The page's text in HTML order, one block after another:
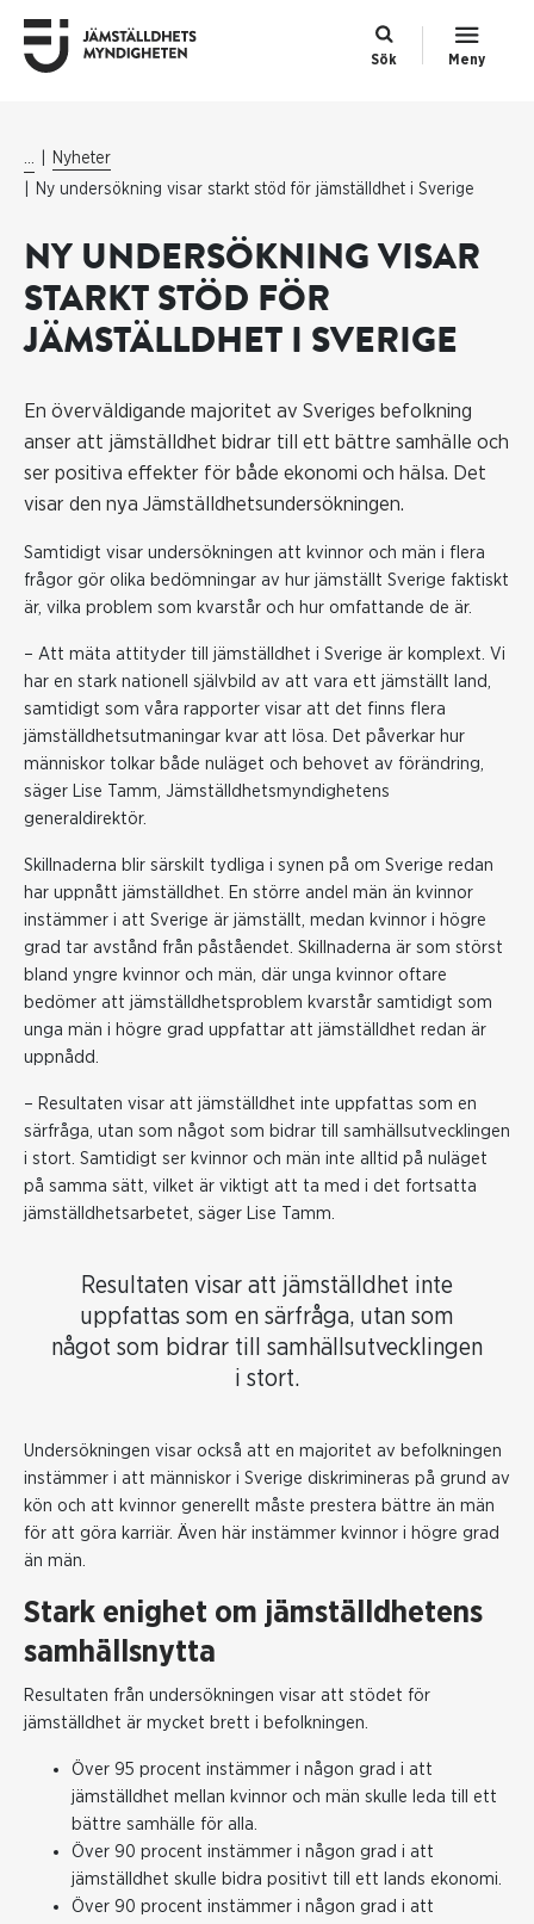
Sök Meny
...
Nyheter
Ny undersökning visar starkt stöd för jämställdhet i Sverige
NY UNDERSÖKNING VISAR
STARKT STÖD FÖR
JÄMSTÄLLDHET I SVERIGE
En överväldigande majoritet av Sveriges befolkning
anser att jämställdhet bidrar till ett bättre samhälle och
ser positiva effekter för både ekonomi och hälsa. Det
visar den nya Jämställdhetsundersökningen.
Samtidigt visar undersökningen att kvinnor och män i flera
frågor gör olika bedömningar av hur jämställt Sverige faktiskt
är, vilka problem som kvarstår och hur omfattande de är.
– Att mäta attityder till jämställdhet i Sverige är komplext. Vi
har en stark nationell självbild av att vara ett jämställt land,
samtidigt som våra rapporter visar att det finns flera
jämställdhetsutmaningar kvar att lösa. Det påverkar hur
människor tolkar både nuläget och behovet av förändring,
säger Lise Tamm, Jämställdhetsmyndighetens
generaldirektör.
Skillnaderna blir särskilt tydliga i synen på om Sverige redan
har uppnått jämställdhet. En större andel män än kvinnor
instämmer i att Sverige är jämställt, medan kvinnor i högre
grad tar avstånd från påståendet. Skillnaderna är som störst
bland yngre kvinnor och män, där unga kvinnor oftare
bedömer att jämställdhetsproblem kvarstår samtidigt som
unga män i högre grad uppfattar att jämställdhet redan är
uppnådd.
– Resultaten visar att jämställdhet inte uppfattas som en
särfråga, utan som något som bidrar till samhällsutvecklingen
i stort. Samtidigt ser kvinnor och män inte alltid på nuläget
på samma sätt, vilket är viktigt att ta med i det fortsatta
jämställdhetsarbetet, säger Lise Tamm.
Resultaten visar att jämställdhet inte
uppfattas som en särfråga, utan som
något som bidrar till samhällsutvecklingen
i stort.
Undersökningen visar också att en majoritet av befolkningen
instämmer i att människor i Sverige diskrimineras på grund av
kön och att kvinnor generellt måste prestera bättre än män
för att göra karriär. Även här instämmer kvinnor i högre grad
än män.
Stark enighet om jämställdhetens
samhällsnytta
Resultaten från undersökningen visar att stödet för
jämställdhet är mycket brett i befolkningen.
Över 95 procent instämmer i någon grad i att
jämställdhet mellan kvinnor och män skulle leda till ett
bättre samhälle för alla.
Över 90 procent instämmer i någon grad i att
jämställdhet skulle bidra positivt till ett lands ekonomi.
Över 90 procent instämmer i någon grad i att